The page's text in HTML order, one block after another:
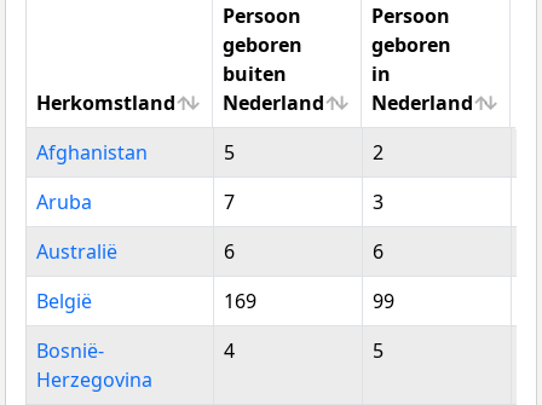
Herkomstland
Persoon
geboren
buiten
Nederland
Persoon
geboren
in
Nederland
Herkomstland
Persoon
geboren
buiten
Nederland
Persoon
geboren
in
Nederland
Afghanistan 5 2
Aruba
7 3
Australië
6 6
België
169 99
Bosnië-
Herzegovina
4 5